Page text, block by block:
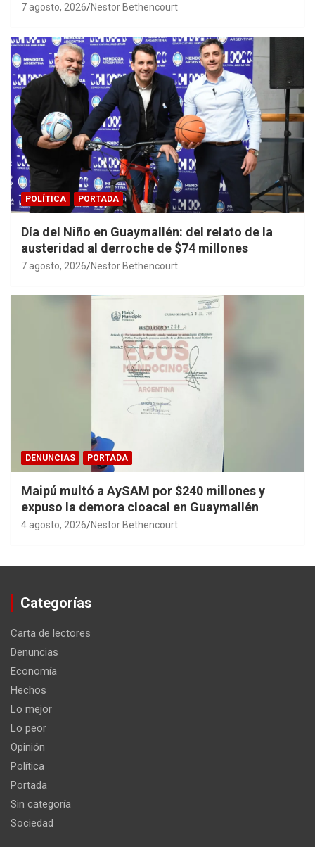
7 agosto, 2026 Nestor Bethencourt
POLÍTICA PORTADA
Día del Niño en Guaymallén: del relato de la
austeridad al derroche de $74 millones
7 agosto, 2026 Nestor Bethencourt
DENUNCIAS PORTADA
Maipú multó a AySAM por $240 millones y
expuso la demora cloacal en Guaymallén
4 agosto, 2026 Nestor Bethencourt
Categorías
Carta de lectores
Denuncias
Economía
Hechos
Lo mejor
Lo peor
Opinión
Política
Portada
Sin categoría
Sociedad